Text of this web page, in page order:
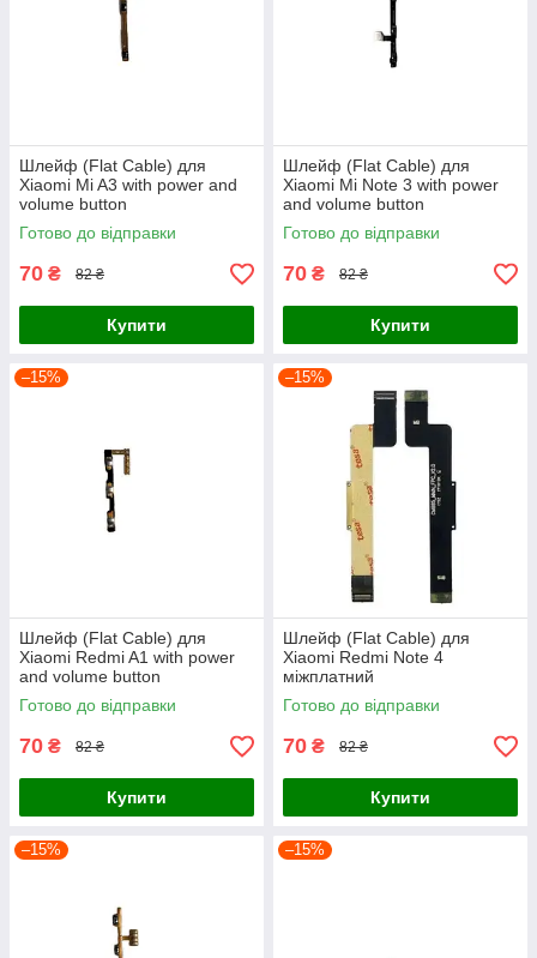
Шлейф (Flat Cable) для
Xiaomi Mi A3 with power and
volume button
Готово до відправки
70 ₴ 82 ₴
Купити
Шлейф (Flat Cable) для
Xiaomi Mi Note 3 with power
and volume button
Готово до відправки
70 ₴ 82 ₴
Купити
–15%
Шлейф (Flat Cable) для
Xiaomi Redmi A1 with power
and volume button
Готово до відправки
70 ₴ 82 ₴
Купити
–15%
Шлейф (Flat Cable) для
Xiaomi Redmi Note 4
міжплатний
Готово до відправки
70 ₴ 82 ₴
Купити
–15% –15%